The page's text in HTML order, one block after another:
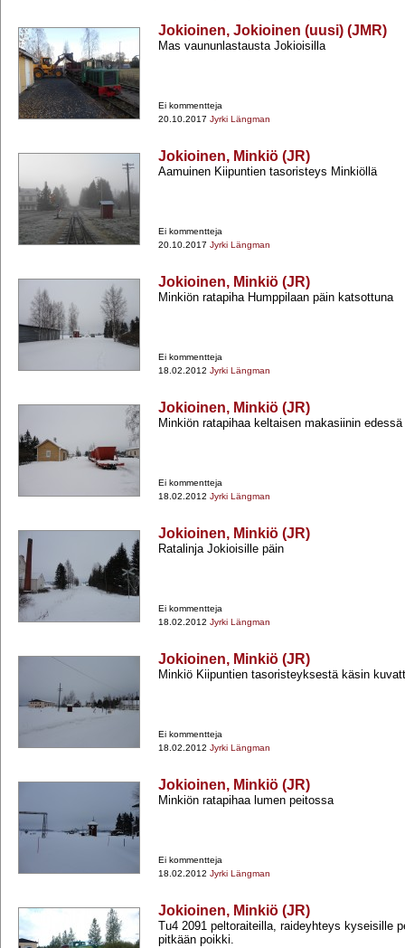
Jokioinen, Jokioinen (uusi) (JMR)
Mas vaununlastausta Jokioisilla
Ei kommentteja
20.10.2017 Jyrki Längman
Jokioinen, Minkiö (JR)
Aamuinen Kiipuntien tasoristeys Minkiöllä
Ei kommentteja
20.10.2017 Jyrki Längman
Jokioinen, Minkiö (JR)
Minkiön ratapiha Humppilaan päin katsottuna
Ei kommentteja
18.02.2012 Jyrki Längman
Jokioinen, Minkiö (JR)
Minkiön ratapihaa keltaisen makasiinin edessä
Ei kommentteja
18.02.2012 Jyrki Längman
Jokioinen, Minkiö (JR)
Ratalinja Jokioisille päin
Ei kommentteja
18.02.2012 Jyrki Längman
Jokioinen, Minkiö (JR)
Minkiö Kiipuntien tasoristeyksestä käsin
Ei kommentteja
18.02.2012 Jyrki Längman
Jokioinen, Minkiö (JR)
Minkiön ratapihaa lumen peitossa
Ei kommentteja
18.02.2012 Jyrki Längman
Jokioinen, Minkiö (JR)
Tu4 2091 peltoraiteilla, raideyhteys kyseisille
pitkään poikki.